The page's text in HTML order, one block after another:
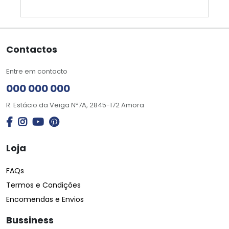
Contactos
Entre em contacto
000 000 000
R. Estácio da Veiga Nº7A, 2845-172 Amora
Loja
FAQs
Termos e Condições
Encomendas e Envios
Bussiness